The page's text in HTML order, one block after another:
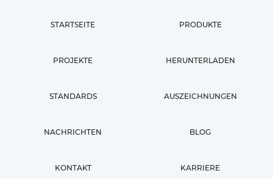
STARTSEITE PRODUKTE
PROJEKTE HERUNTERLADEN
STANDARDS AUSZEICHNUNGEN
NACHRICHTEN BLOG
KONTAKT KARRIERE